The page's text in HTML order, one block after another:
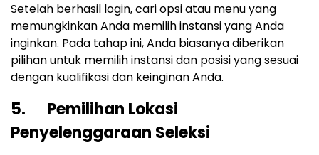
Setelah berhasil login, cari opsi atau menu yang
memungkinkan Anda memilih instansi yang Anda
inginkan. Pada tahap ini, Anda biasanya diberikan
pilihan untuk memilih instansi dan posisi yang sesuai
dengan kualifikasi dan keinginan Anda.
5. Pemilihan Lokasi
Penyelenggaraan Seleksi